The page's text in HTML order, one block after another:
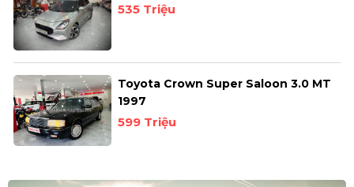
535 Triệu
Toyota Crown Super Saloon 3.0 MT
1997
599 Triệu